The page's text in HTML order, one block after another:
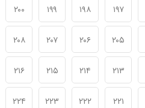
۱۹۷ ۱۹۸ ۱۹۹ ۲۰۰
۲۰۵ ۲۰۶ ۲۰۷ ۲۰۸
۲۱۳ ۲۱۴ ۲۱۵ ۲۱۶
۲۲۱ ۲۲۲ ۲۲۳ ۲۲۴